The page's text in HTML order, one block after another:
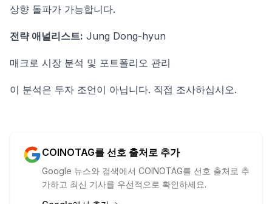
상향 돌파가 가능합니다.
전략 애널리스트: Jung Dong-hyun
매크로 시장 분석 및 포트폴리오 관리
이 분석은 투자 조언이 아닙니다. 직접 조사하십시오.
COINOTAG를 선호 출처로 추가
Google 뉴스와 검색에서 COINOTAG를 선호 출처로 추
가하고 최신 기사를 우선적으로 확인하세요.